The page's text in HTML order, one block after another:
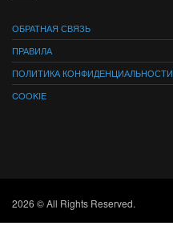
ОБРАТНАЯ СВЯЗЬ
ПРАВИЛА
ПОЛИТИКА КОНФИДЕНЦИАЛЬНОСТИ
COOKIE
2026 © All Rights Reserved.